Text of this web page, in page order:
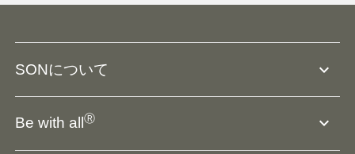
SONについて expand_more
SO組織について
Be with allⓇ expand_more